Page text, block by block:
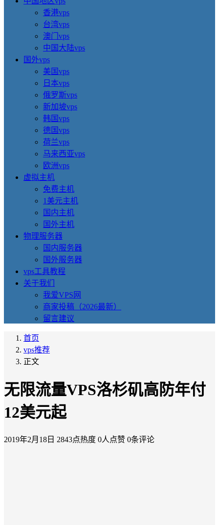
香港vps
台湾vps
澳门vps
中国大陆vps
国外vps
美国vps
日本vps
俄罗斯vps
新加坡vps
韩国vps
德国vps
荷兰vps
马来西亚vps
欧洲vps
虚拟主机
免费主机
1美元主机
国内主机
国外主机
物理服务器
国内服务器
国外服务器
vps工具教程
关于我们
我爱VPS网
商家投稿（2026最新）
留言建议
首页
vps推荐
正文
无限流量VPS洛杉矶高防年付
12美元起
2019年2月18日 2843点热度 0人点赞 0条评论